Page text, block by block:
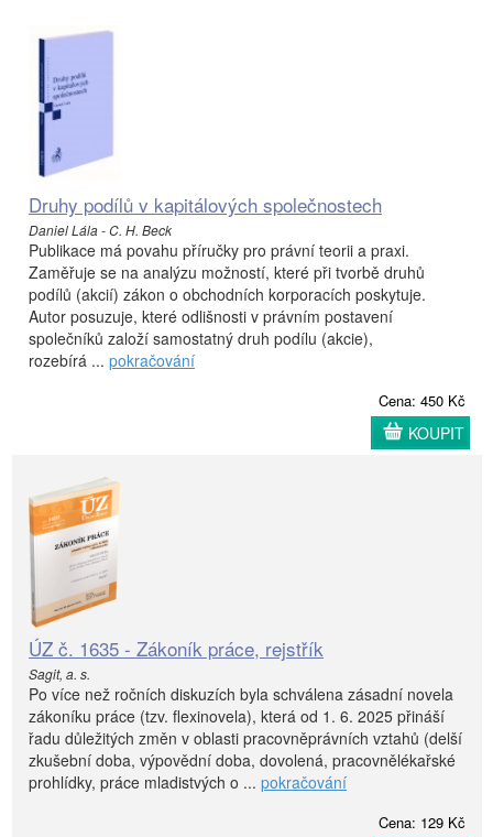
Druhy podílů v kapitálových společnostech
Daniel Lála - C. H. Beck
Publikace má povahu příručky pro právní teorii a praxi.
Zaměřuje se na analýzu možností, které při tvorbě druhů
podílů (akcií) zákon o obchodních korporacích poskytuje.
Autor posuzuje, které odlišnosti v právním postavení
společníků založí samostatný druh podílu (akcie),
rozebírá ... pokračování
Cena: 450 Kč
KOUPIT
ÚZ č. 1635 - Zákoník práce, rejstřík
Sagit, a. s.
Po více než ročních diskuzích byla schválena zásadní novela
zákoníku práce (tzv. flexinovela), která od 1. 6. 2025 přináší
řadu důležitých změn v oblasti pracovněprávních vztahů (delší
zkušební doba, výpovědní doba, dovolená, pracovnělékařské
prohlídky, práce mladistvých o ... pokračování
Cena: 129 Kč